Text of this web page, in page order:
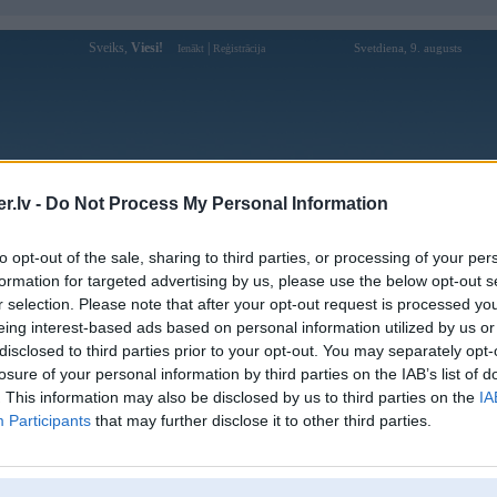
- Do Not Process My Personal Information
opt-out of the sale, sharing to third parties, or processing of your
for targeted advertising by us, please use the below opt-out
selection. Please note that after your opt-out request is processed
interest-based ads based on personal information utilized by us
to third parties prior to your opt-out. You may separately
of your personal information by third parties on the IAB’s list of
This information may also be disclosed by us to third parties on the
Participants that may further disclose it to other third parties.
Sveiks, Viesi! Ienākt Reģistrācija Svetdiena, 9. augusts
Forums Galerijas Reģistrācija Lietotāji
Lietotāja kalmas profils
Lietotājvārds:
kalmas
Ziņojumi forumā:
0
Pēdējie ziņojumi forumā